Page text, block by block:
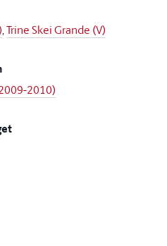
,Trine Skei Grande (V)
2010)